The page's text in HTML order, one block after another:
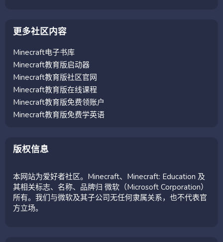
更多社区内容
Minecraft电子书库
Minecraft教育版启动器
Minecraft教育版社区官网
Minecraft教育版在线课程
Minecraft教育版免费领账户
Minecraft教育版免费学英语
版权信息
本网站为爱好者社区。Minecraft、Minecraft: Education 及
其相关标志、名称、品牌归 微软（Microsoft Corporation）
所有。我们与微软及其子公司无任何隶属关系，也不代表官
方立场。